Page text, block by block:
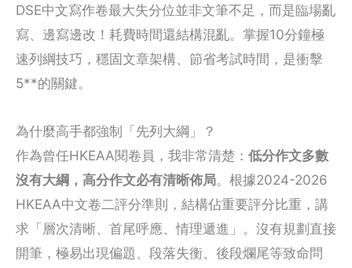
DSE中文寫作卷最大失分位並非文筆不足，而是臨場亂
寫、邊寫邊改！耗費時間還結構混亂。掌握10分鐘極
速列綱技巧，穩固文章架構、節省考試時間，是衝擊
5**的關鍵。
為什麼高手都強制「先列大綱」？
作為曾任HKEAA閱卷員，我非常清楚： 低分作文多數
沒有大綱，高分作文必有清晰佈局。根據2024-2026
HKEAA中文卷二評分準則，結構佔重要評分比重，講
求「層次清晰、首尾呼應、情理遞進」。沒有規劃直接
開筆，極易出現偏題、段落失衡、後段爛尾等致命問